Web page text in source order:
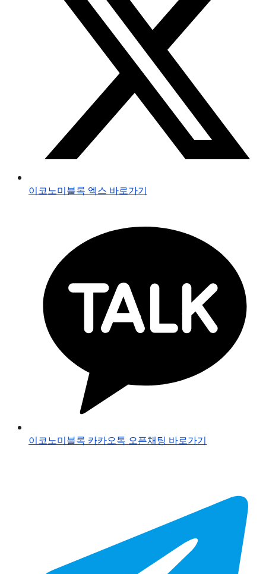
이코노미블록 엑스 바로가기
이코노미블록 카카오톡 오픈채팅 바로가기